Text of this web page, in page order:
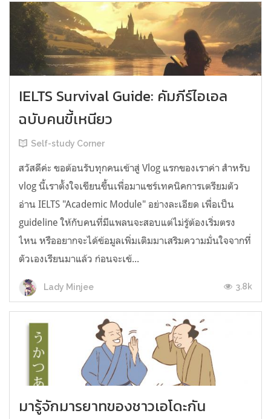
IELTS Survival Guide: คัมภีร์ไอเอล
ฉบับคนขี้เหนียว
Self-study Corner
สวัสดีค่ะ ขอต้อนรับทุกคนเข้าสู่ Vlog แรกของเราค่า สำหรับ
vlog นี้เราตั้งใจเขียนขึ้นเพื่อมาแชร์เทคนิคการเตรียมตัว
อ่าน IELTS "Academic Module" อย่างละเอียด เพื่อเป็น
guideline ให้กับคนที่มีแพลนจะสอบแต่ไม่รู้ต้องเริ่มตรง
ไหน หรืออยากจะได้ข้อมูลเพิ่มเติมมาเสริมความมั่นใจจากที่
ตัวเองเรียนมาแล้ว ก่อนจะเข้...
Lady Minjee 3.8k
มารู้จักมารยาทของชาวเอโดะกัน